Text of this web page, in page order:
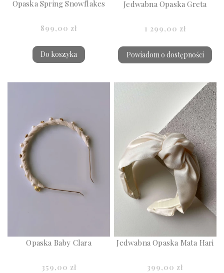
Opaska Spring Snowflakes
899,00 zł
Do koszyka
Jedwabna Opaska Greta
1 299,00 zł
Powiadom o dostępności
Opaska Baby Clara
359,00 zł
Jedwabna Opaska Mata Hari
399,00 zł